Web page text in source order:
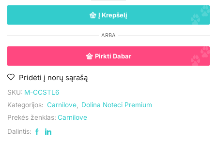
Į Krepšelį
ARBA
Pirkti Dabar
Pridėti į norų sąrašą
SKU: M-CCSTL6
Kategorijos: Carnilove
Dolina Noteci Premium
Prekės ženklas: Carnilove
Dalintis: